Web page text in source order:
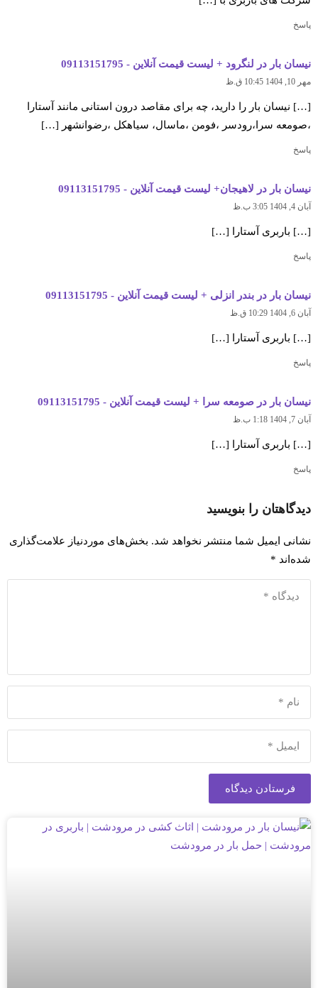
پاسخ
نیسان بار در لنگرود + لیست قیمت آنلاین - 09113151795
مهر 10, 1404 10:45 ق.ظ
[…] نیسان بار را دارید، چه برای مقاصد درون استانی مانند آستارا
،صومعه سرا،رودسر ،فومن ،ماسال، سیاهکل ،رضوانشهر […]
پاسخ
نیسان بار در لاهیجان+ لیست قیمت آنلاین - 09113151795
آبان 4, 1404 3:05 ب.ظ
[…] باربری آستارا […]
پاسخ
نیسان بار در بندر انزلی + لیست قیمت آنلاین - 09113151795
آبان 6, 1404 10:29 ق.ظ
[…] باربری آستارا […]
پاسخ
نیسان بار در صومعه سرا + لیست قیمت آنلاین - 09113151795
آبان 7, 1404 1:18 ب.ظ
[…] باربری آستارا […]
پاسخ
دیدگاهتان را بنویسید
نشانی ایمیل شما منتشر نخواهد شد. بخش‌های موردنیاز علامت‌گذاری
شده‌اند *
فرستادن دیدگاه